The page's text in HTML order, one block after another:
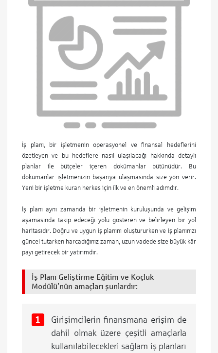
İş planı, bir işletmenin operasyonel ve finansal hedeflerini
özetleyen ve bu hedeflere nasıl ulaşılacağı hakkında detaylı
planlar ile bütçeler içeren dokümanlar bütünüdür. Bu
dokümanlar işletmenizin başarıya ulaşmasında size yön verir.
Yeni bir işletme kuran herkes için ilk ve en önemli adımdır.
İş planı aynı zamanda bir işletmenin kuruluşunda ve gelişim
aşamasında takip edeceği yolu gösteren ve belirleyen bir yol
haritasıdır. Doğru ve uygun iş planını oluştururken ve iş planınızı
güncel tutarken harcadığınız zaman, uzun vadede size büyük kâr
payı getirecek bir yatırımdır.
İş Planı Geliştirme Eğitim ve Koçluk
Modülü’nün amaçları şunlardır:
Girişimcilerin finansmana erişim de
dahil olmak üzere çeşitli amaçlarla
kullanılabilecekleri sağlam iş planları